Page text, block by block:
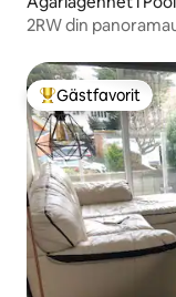
2RW din
Populär
Gästfavorit